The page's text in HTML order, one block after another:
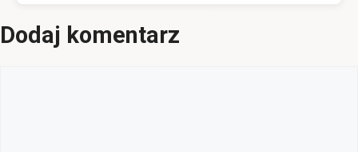
Dodaj komentarz